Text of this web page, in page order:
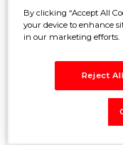
By clicking “Accept All
your device to enhance
in our marketing efforts.
Reject All